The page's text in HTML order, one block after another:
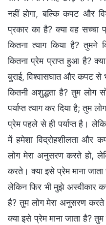
नहीं होगा, बल्कि कपट और
प्रकार का है? क्या वह सच्चा
कितना त्याग किया है? तुमने
कितना प्रेम प्राप्त हुआ है?
बुराई, विश्वासघात और कपट
कितनी अशुद्धता है? तुम लोग
पर्याप्त त्याग कर दिया है; तुम
प्रेम पहले से ही पर्याप्त है।
में हमेशा विद्रोहशीलता और
लोग मेरा अनुसरण करते हो,
करते। क्या इसे प्रेम माना
लेकिन फिर भी मुझे अस्वीकार
है? तुम लोग मेरा अनुसरण
क्या इसे प्रेम माना जाता है?